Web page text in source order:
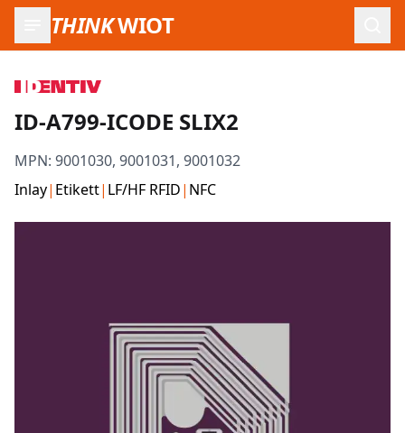
THINKWIOT
ID-A799-ICODE SLIX2
MPN: 9001030, 9001031, 9001032
Inlay| Etikett| LF/HF RFID| NFC